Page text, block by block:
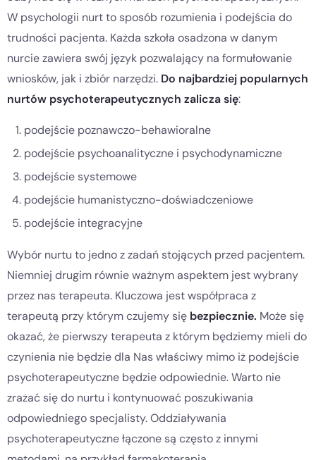
W psychologii nurt to sposób rozumienia i podejścia do
trudności pacjenta. Każda szkoła osadzona w danym
nurcie zawiera swój język pozwalający na formułowanie
wniosków, jak i zbiór narzędzi. Do najbardziej popularnych
nurtów psychoterapeutycznych zalicza się:
podejście poznawczo-behawioralne
podejście psychoanalityczne i psychodynamiczne
podejście systemowe
podejście humanistyczno-doświadczeniowe
podejście integracyjne
Wybór nurtu to jedno z zadań stojących przed pacjentem.
Niemniej drugim równie ważnym aspektem jest wybrany
przez nas terapeuta. Kluczowa jest współpraca z
terapeutą przy którym czujemy się bezpiecznie. Może się
okazać, że pierwszy terapeuta z którym będziemy mieli do
czynienia nie będzie dla Nas właściwy mimo iż podejście
psychoterapeutyczne będzie odpowiednie. Warto nie
zrażać się do nurtu i kontynuować poszukiwania
odpowiedniego specjalisty. Oddziaływania
psychoterapeutyczne łączone są często z innymi